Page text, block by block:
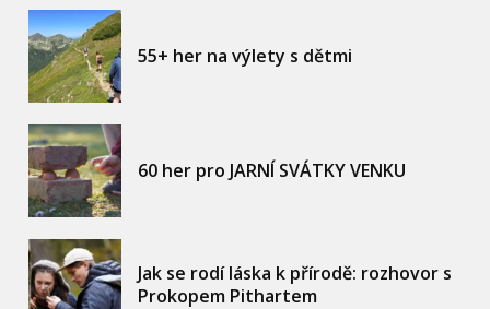
55+ her na výlety s dětmi
60 her pro JARNÍ SVÁTKY VENKU
Jak se rodí láska k přírodě: rozhovor s
Prokopem Pithartem